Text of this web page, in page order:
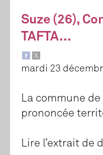
Suze (26),
TAFTA...
mardi 23
La commune de
prononcée
Lire l’extrait de